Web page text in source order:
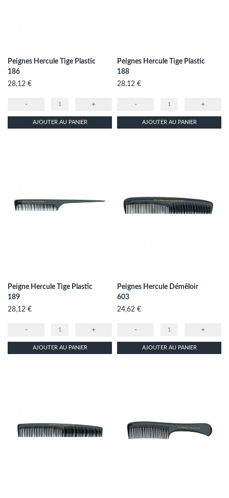
Peignes Hercule Tige Plastic
186
Prix
28,12 €
- +
AJOUTER AU PANIER
Peignes Hercule Tige Plastic
188
Prix
28,12 €
- +
AJOUTER AU PANIER
Peigne Hercule Tige Plastic
189
Prix
28,12 €
- +
AJOUTER AU PANIER
Peignes Hercule Démêloir
603
Prix
24,62 €
- +
AJOUTER AU PANIER